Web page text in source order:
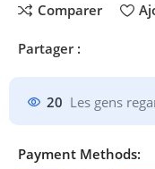
Comparer
Partager :
20 Les gens
Payment Methods: